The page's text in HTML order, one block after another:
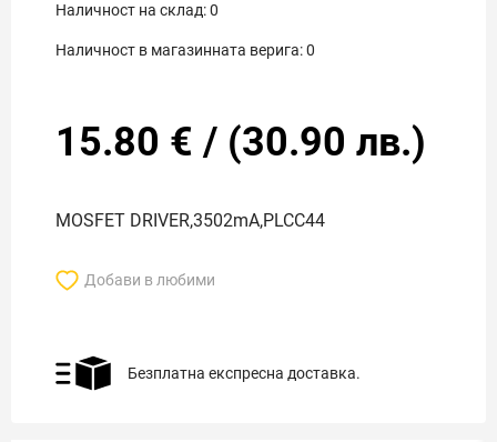
Наличност на склад:0
Наличност в магазинната верига:0
15.80 € / (30.90 лв.)
MOSFET DRIVER,3502mA,PLCC44
Добави в любими
Безплатна експресна доставка.